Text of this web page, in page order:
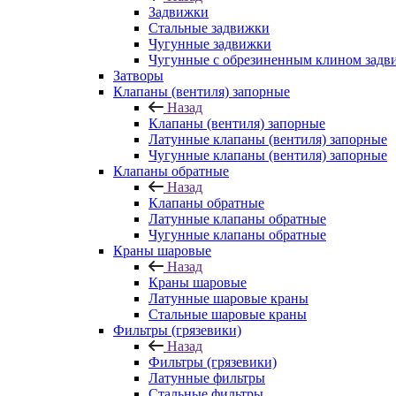
Задвижки
Стальные задвижки
Чугунные задвижки
Чугунные с обрезиненным клином
Затворы
Клапаны (вентиля) запорные
Назад
Клапаны (вентиля) запорные
Латунные клапаны (вентиля) запорные
Чугунные клапаны (вентиля) запорные
Клапаны обратные
Назад
Клапаны обратные
Латунные клапаны обратные
Чугунные клапаны обратные
Краны шаровые
Назад
Краны шаровые
Латунные шаровые краны
Стальные шаровые краны
Фильтры (грязевики)
Назад
Фильтры (грязевики)
Латунные фильтры